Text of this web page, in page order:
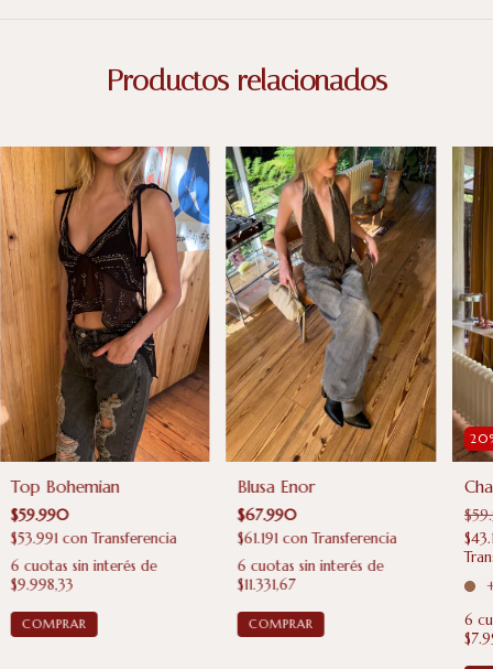
Productos relacionados
Top Bohemian
$59.990
$53.991 con Transferencia
6 cuotas sin interés de
$9.998,33
Blusa Enor
$67.990
$61.191 con Transferencia
6 cuotas sin interés de
$11.331,67
20
6